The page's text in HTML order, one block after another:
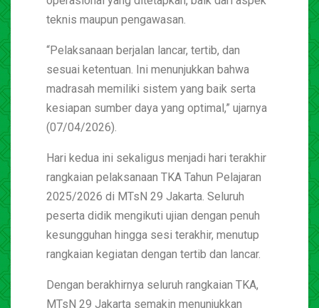
teknis maupun pengawasan.
“Pelaksanaan berjalan lancar, tertib, dan
sesuai ketentuan. Ini menunjukkan bahwa
madrasah memiliki sistem yang baik serta
kesiapan sumber daya yang optimal,” ujarnya
(07/04/2026).
Hari kedua ini sekaligus menjadi hari terakhir
rangkaian pelaksanaan TKA Tahun Pelajaran
2025/2026 di MTsN 29 Jakarta. Seluruh
peserta didik mengikuti ujian dengan penuh
kesungguhan hingga sesi terakhir, menutup
rangkaian kegiatan dengan tertib dan lancar.
Dengan berakhirnya seluruh rangkaian TKA,
MTsN 29 Jakarta semakin menunjukkan